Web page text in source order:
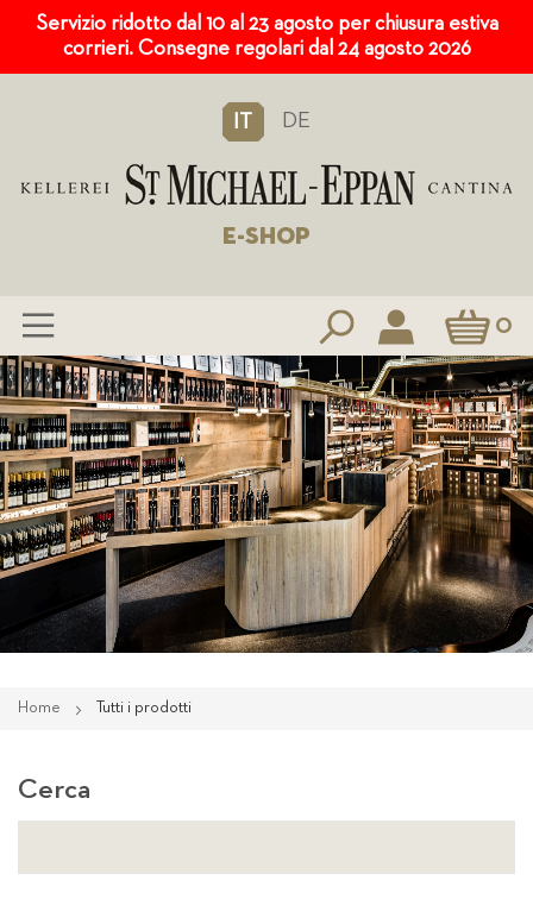
Servizio ridotto dal 10 al 23 agosto per chiusura estiva
corrieri. Consegne regolari dal 24 agosto 2026
IT DE
E-SHOP
Carrello0
Salta
al
contenuto
Home Tutti i prodotti
Cerca